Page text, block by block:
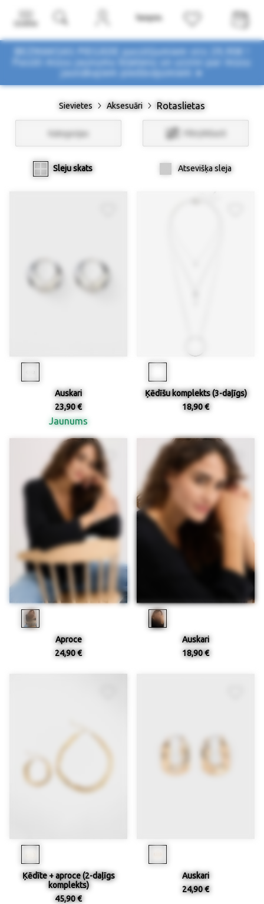
BEZMAKSAS PIEGĀDE pasūtījumiem virs 29,90€ !
Pasūti mūsu jaunumu biļetenu un uzzini par mūsu
Sievietes Aksesuāri Rotaslietas
Kategorijas Filtri/Atlasīt
Sleju skats Atsevišķa sleja
Auskari
23,90 €
Jaunums
Ķēdīšu komplekts (3-daļīgs)
18,90 €
Aproce
24,90 €
Auskari
18,90 €
Ķēdīte + aproce (2-daļīgs
komplekts)
45,90 €
Auskari
24,90 €